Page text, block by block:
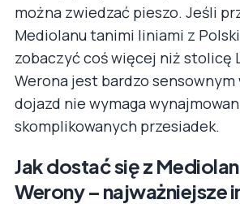
można zwiedzać pieszo. Jeśli
Mediolanu tanimi liniami z
zobaczyć coś więcej niż stolicę
Werona jest bardzo sensownym
dojazd nie wymaga
skomplikowanych przesiadek.
Jak dostać się z
Werony – najważniejsze